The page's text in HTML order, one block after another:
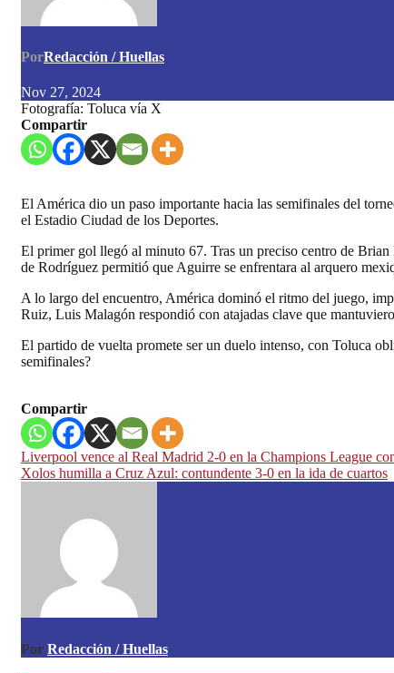
PorRedacción / Huellas
Nov 27, 2024
Fotografía: Toluca vía X
Compartir
El América dio un paso importante hacia las semifinales del
el Estadio Ciudad de los Deportes.
El primer gol llegó al minuto 67. Tras un preciso centro de
de Rodríguez permitió que Aguirre se enfrentara al arquero
A lo largo del encuentro, América dominó el ritmo del juego,
Ruiz, Luis Malagón respondió con atajadas clave que
El partido de vuelta promete ser un duelo intenso, con Toluca
semifinales?
Compartir
Navegación
de
Liverpool vence al Real Madrid 2-0 en la Champions League
Xolos humilla a Cruz Azul: contundente 3-0 en la ida de cuartos
Por Redacción / Huellas